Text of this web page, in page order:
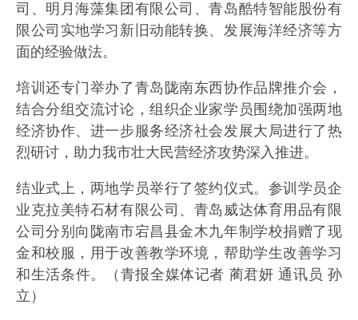
司、明月海藻集团有限公司、青岛酷特智能股份有
限公司实地学习新旧动能转换、发展海洋经济等方
面的经验做法。
培训还专门举办了青岛陇南东西协作品牌推介会，
结合分组交流讨论，组织企业家学员围绕加强两地
经济协作、进一步服务经济社会发展大局进行了热
烈研讨，助力我市壮大民营经济攻势深入推进。
结业式上，两地学员举行了签约仪式。参训学员企
业克拉美特石材有限公司、青岛威达体育用品有限
公司分别向陇南市宕昌县金木九年制学校捐赠了现
金和校服，用于改善教学环境，帮助学生改善学习
和生活条件。（青报全媒体记者 蔺君妍 通讯员 孙
立）